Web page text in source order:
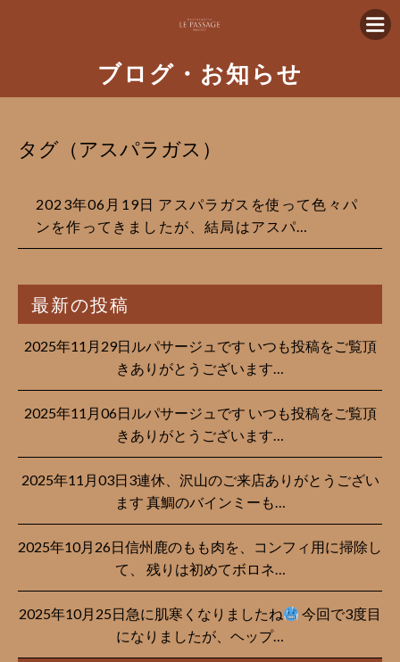
ブログ・お知らせ
タグ（アスパラガス）
2023年06月19日 アスパラガスを使って色々パ
ンを作ってきましたが、結局はアスパ…
最新の投稿
2025年11月29日ルパサージュです︎ いつも投稿をご覧頂
きありがとうございます…
2025年11月06日ルパサージュです︎ いつも投稿をご覧頂
きありがとうございます…
2025年11月03日3連休、沢山のご来店ありがとうござい
ます 真鯛のバインミーも…
2025年10月26日信州鹿のもも肉を、コンフィ用に掃除し
て、 残りは初めてボロネ…
2025年10月25日急に肌寒くなりましたね
今回で3度目
になりましたが、ヘップ…